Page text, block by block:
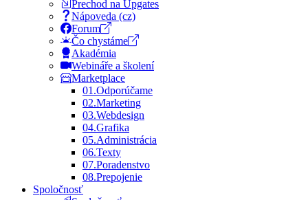
Prechod na Upgates
Nápoveda (cz)
Forum
Čo chystáme
Akadémia
Webináře a školení
Marketplace
01.Odporúčame
02.Marketing
03.Webdesign
04.Grafika
05.Administrácia
06.Texty
07.Poradenstvo
08.Prepojenie
Spoločnosť